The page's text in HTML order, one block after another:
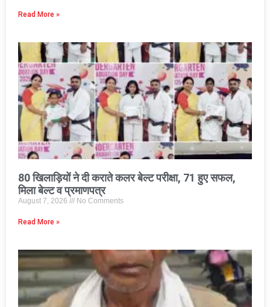
Read More »
80 खिलाड़ियों ने दी कराते कलर बेल्ट परीक्षा, 71 हुए सफल,
मिला बेल्ट व प्रमाणपत्र
August 7, 2026 No Comments
Read More »